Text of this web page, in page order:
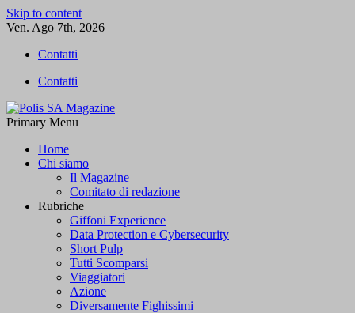
Skip to content
Ven. Ago 7th, 2026
Contatti
Contatti
Primary Menu
Home
Chi siamo
Il Magazine
Comitato di redazione
Rubriche
Giffoni Experience
Data Protection e Cybersecurity
Short Pulp
Tutti Scomparsi
Viaggiatori
Azione
Diversamente Fighissimi